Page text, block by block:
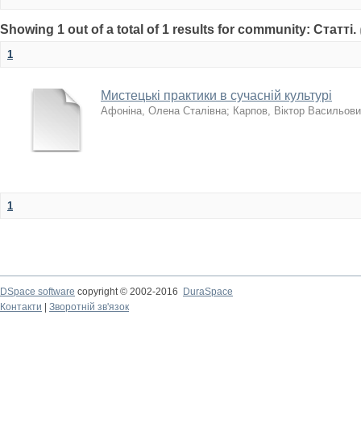
Showing 1 out of a total of 1 results for community: Статті.
1
Мистецькі практики в сучасній культурі
Афоніна, Олена Сталівна; Карпов, Віктор
1
DSpace software copyright © 2002-2016
DuraSpace
Контакти
Зворотній зв'язок